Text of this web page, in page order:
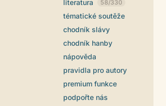
literatura 58/330
tématické soutěže
chodník slávy
chodník hanby
nápověda
pravidla pro autory
premium funkce
podpořte nás